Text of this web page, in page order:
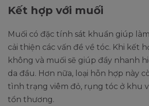
Kết hợp với muối
Muối có đặc tính sát khuẩn giúp
cải thiện các vấn đề về tóc. Khi kết
không và muối sẽ giúp đẩy nhanh
da đầu. Hơn nữa, loại hỗn hợp này
tình trạng viêm đỏ, rụng tóc ở khu
tổn thương.